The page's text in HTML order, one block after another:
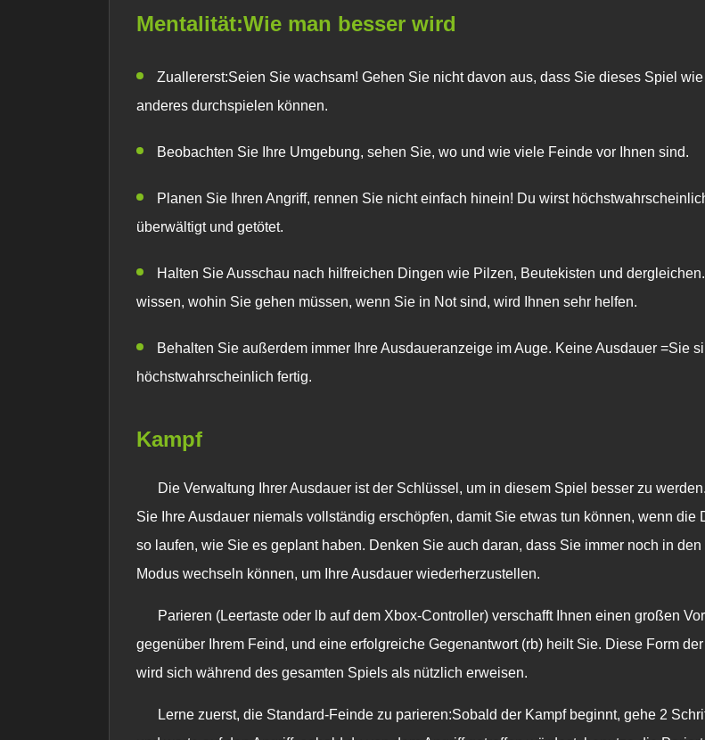
Mentalität:Wie man besser wird
Zuallererst:Seien Sie wachsam! Gehen Sie nicht davon aus, dass Sie dieses Spiel
anderes durchspielen können.
Beobachten Sie Ihre Umgebung, sehen Sie, wo und wie viele Feinde vor Ihnen sind.
Planen Sie Ihren Angriff, rennen Sie nicht einfach hinein! Du wirst
überwältigt und getötet.
Halten Sie Ausschau nach hilfreichen Dingen wie Pilzen, Beutekisten und
wissen, wohin Sie gehen müssen, wenn Sie in Not sind, wird Ihnen sehr helfen.
Behalten Sie außerdem immer Ihre Ausdaueranzeige im Auge. Keine Ausdauer =Sie
höchstwahrscheinlich fertig.
Kampf
Die Verwaltung Ihrer Ausdauer ist der Schlüssel, um in diesem Spiel besser zu
Sie Ihre Ausdauer niemals vollständig erschöpfen, damit Sie etwas tun können, wenn die
so laufen, wie Sie es geplant haben. Denken Sie auch daran, dass Sie immer noch in den
Modus wechseln können, um Ihre Ausdauer wiederherzustellen.
Parieren (Leertaste oder lb auf dem Xbox-Controller) verschafft Ihnen einen großen
gegenüber Ihrem Feind, und eine erfolgreiche Gegenantwort (rb) heilt Sie. Diese Form
wird sich während des gesamten Spiels als nützlich erweisen.
Lerne zuerst, die Standard-Feinde zu parieren:Sobald der Kampf beginnt, gehe 2